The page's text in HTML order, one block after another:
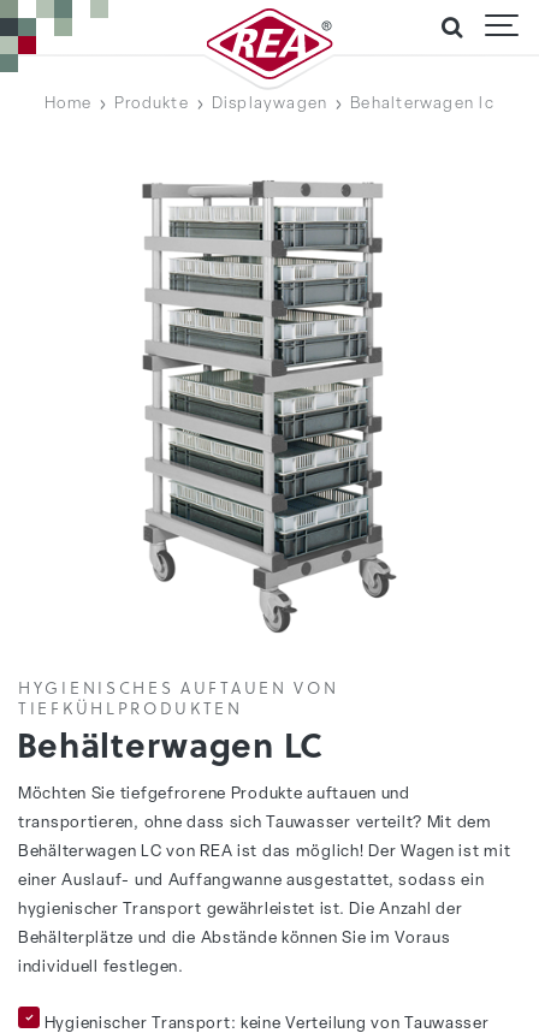
Home Produkte Displaywagen Behalterwagen lc
HYGIENISCHES AUFTAUEN VON
TIEFKÜHLPRODUKTEN
Behälterwagen LC
Möchten Sie tiefgefrorene Produkte auftauen und
transportieren, ohne dass sich Tauwasser verteilt? Mit dem
Behälterwagen LC von REA ist das möglich! Der Wagen ist mit
einer Auslauf- und Auffangwanne ausgestattet, sodass ein
hygienischer Transport gewährleistet ist. Die Anzahl der
Behälterplätze und die Abstände können Sie im Voraus
individuell festlegen.
Hygienischer Transport: keine Verteilung von Tauwasser